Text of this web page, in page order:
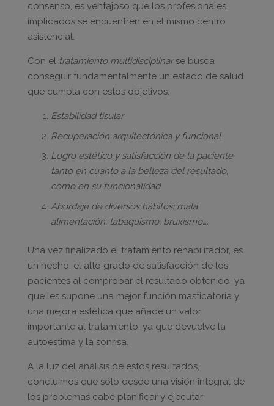
consenso, es ventajoso que los profesionales
implicados se encuentren en el mismo centro
asistencial.
Con el tratamiento multidisciplinarse busca
conseguir fundamentalmente un estado de salud
que cumpla con estos objetivos:
Estabilidad tisular
Recuperación arquitectónica y funcional
Logro estético y satisfacción de la paciente
tanto en cuanto a la belleza del resultado,
como en su funcionalidad.
Abordaje de diversos hábitos: mala
alimentación, tabaquismo, bruxismo….
Una vez finalizado el tratamiento rehabilitador, es
un hecho, el alto grado de satisfacción de los
pacientes al comprobar el resultado obtenido, ya
que les supone una mejor función masticatoria y
una mejora estética que añade un valor
importante al tratamiento, ya que devuelve la
autoestima y la sonrisa.
A la luz del análisis de estos resultados,
concluimos que sólo desde una visión integral de
los problemas cabe planificar y ejecutar